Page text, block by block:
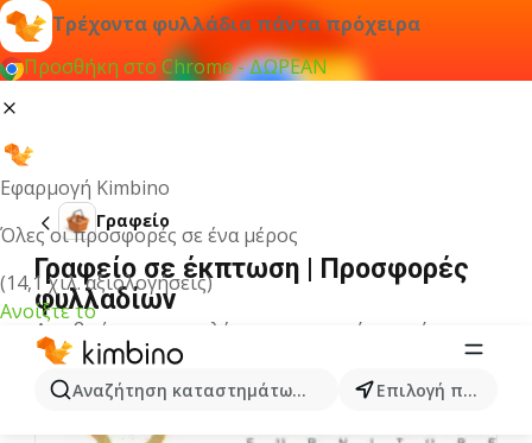
Τρέχοντα φυλλάδια πάντα πρόχειρα
Προσθήκη στο Chrome - ΔΩΡΕΑΝ
Εφαρμογή Kimbino
Όλες οι προσφορές σε ένα μέρος
(14,1 χιλ. αξιολογήσεις)
Ανοίξτε το
Αναζήτηση καταστημάτων, κατηγοριών, προϊόντων...
Επιλογή πόλης
Γραφείο
Γραφείο σε έκπτωση | Προσφορές
φυλλαδίων
Δεν βρήκαμε αποτελέσματα για αυτόν τον όρο.
Άλλα φυλλάδια από την κατηγορία